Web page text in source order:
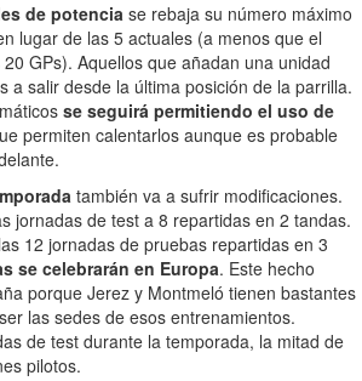
de potencia se rebaja su número máximo
lugar de las 5 actuales (a menos que el
GPs). Aquellos que añadan una unidad
a salir desde la última posición de la parrilla.
se seguirá permitiendo el uso de
permiten calentarlos aunque es probable
también va a sufrir modificaciones.
jornadas de test a 8 repartidas en 2 tandas.
12 jornadas de pruebas repartidas en 3
se celebrarán en Europa. Este hecho
porque Jerez y Montmeló tienen bastantes
las sedes de esos entrenamientos.
de test durante la temporada, la mitad de
pilotos.